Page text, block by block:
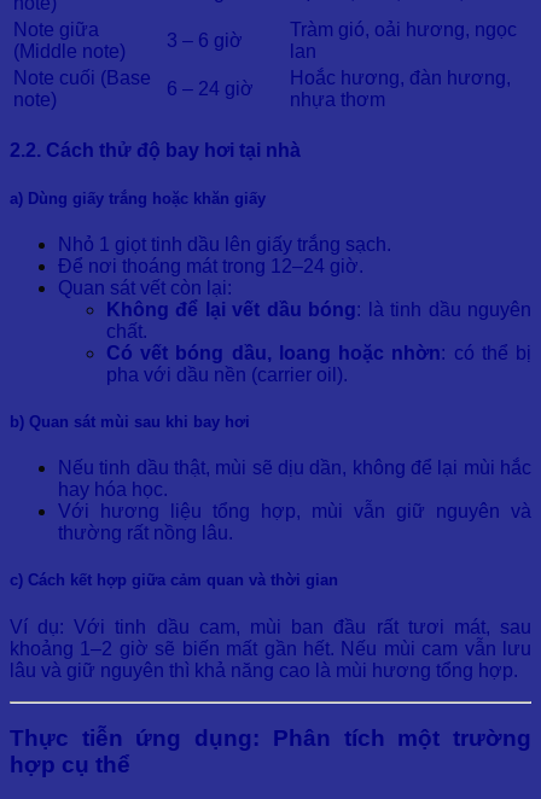
Note giữa
(Middle note)
3 – 6 giờ
Tràm gió, oải hương, ngọc
lan
Note cuối (Base
note)
6 – 24 giờ
Hoắc hương, đàn hương,
nhựa thơm
2.2. Cách thử độ bay hơi tại nhà
a) Dùng giấy trắng hoặc khăn giấy
Nhỏ 1 giọt tinh dầu lên giấy trắng sạch.
Để nơi thoáng mát trong 12–24 giờ.
Quan sát vết còn lại:
Không để lại vết dầu bóng: là tinh dầu nguyên
chất.
Có vết bóng dầu, loang hoặc nhờn: có thể bị
pha với dầu nền (carrier oil).
b) Quan sát mùi sau khi bay hơi
Nếu tinh dầu thật, mùi sẽ dịu dần, không để lại mùi hắc
hay hóa học.
Với hương liệu tổng hợp, mùi vẫn giữ nguyên và
thường rất nồng lâu.
c) Cách kết hợp giữa cảm quan và thời gian
Ví dụ: Với tinh dầu cam, mùi ban đầu rất tươi mát, sau
khoảng 1–2 giờ sẽ biến mất gần hết. Nếu mùi cam vẫn lưu
lâu và giữ nguyên thì khả năng cao là mùi hương tổng hợp.
Thực tiễn ứng dụng: Phân tích một trường
hợp cụ thể